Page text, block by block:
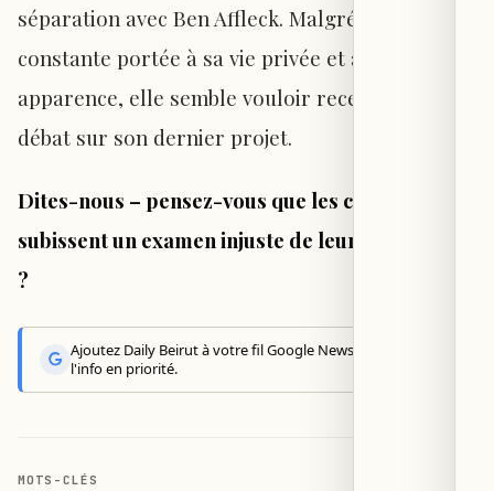
séparation avec Ben Affleck. Malgré l’attention
constante portée à sa vie privée et à son
apparence, elle semble vouloir recentrer le
débat sur son dernier projet.
Dites-nous – pensez-vous que les célébrités
subissent un examen injuste de leur apparence
?
Ajoutez Daily Beirut à votre fil Google News pour recevoir
l'info en priorité.
MOTS-CLÉS